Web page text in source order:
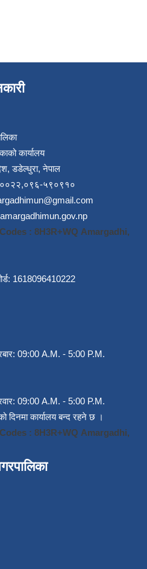
कार्यालय
डडेल्धुरा, नेपाल
५९०९१०
: 8H3R+WQ Amargadhi,
1618096410222
09:00 A.M. - 5:00 P.M.
09:00 A.M. - 5:00 P.M.
दिनमा कार्यालय बन्द रहने छ ।
: 8H3R+WQ Amargadhi,